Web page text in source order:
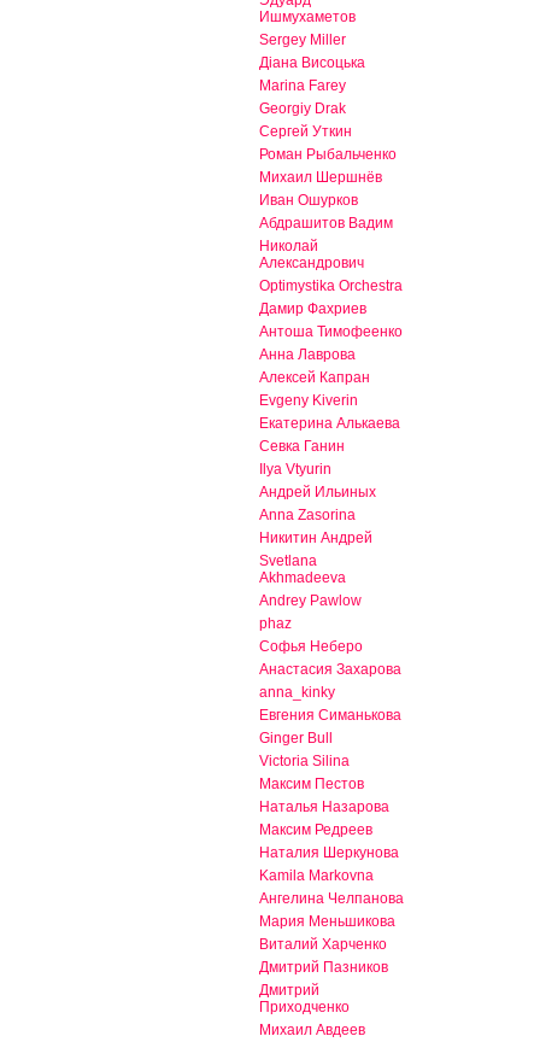
Ишмухаметов
Sergey Miller
Діана Висоцька
Marina Farey
Georgiy Drak
Сергей Уткин
Роман Рыбальченко
Михаил Шершнёв
Иван Ошурков
Абдрашитов Вадим
Николай
Александрович
Optimystika Orchestra
Дамир Фахриев
Антоша Тимофеенко
Анна Лаврова
Алексей Капран
Evgeny Kiverin
Екатерина Алькаева
Севка Ганин
Ilya Vtyurin
Андрей Ильиных
Anna Zasorina
Никитин Андрей
Svetlana
Akhmadeeva
Andrey Pawlow
phaz
Софья Неберо
Анастасия Захарова
anna_kinky
Евгения Симанькова
Ginger Bull
Victoria Silina
Максим Пестов
Наталья Назарова
Максим Редреев
Наталия Шеркунова
Kamila Markovna
Ангелина Челпанова
Мария Меньшикова
Виталий Харченко
Дмитрий Пазников
Дмитрий
Приходченко
Михаил Авдеев